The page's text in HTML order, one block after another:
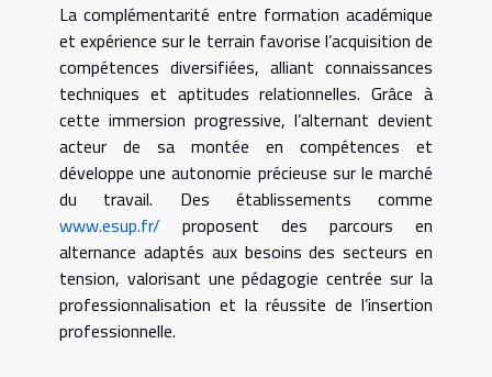
La complémentarité entre formation académique
et expérience sur le terrain favorise l’acquisition de
compétences diversifiées, alliant connaissances
techniques et aptitudes relationnelles. Grâce à
cette immersion progressive, l’alternant devient
acteur de sa montée en compétences et
développe une autonomie précieuse sur le marché
du travail. Des établissements comme
www.esup.fr/ proposent des parcours en
alternance adaptés aux besoins des secteurs en
tension, valorisant une pédagogie centrée sur la
professionnalisation et la réussite de l’insertion
professionnelle.